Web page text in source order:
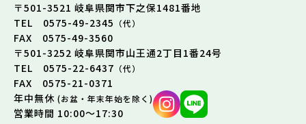
〒501-3521 岐阜県関市下之保1481番地
TEL 0575-49-2345 （代）
FAX 0575-49-3560
〒501-3252 岐阜県関市山王通2丁目1番24号
TEL 0575-22-6437 （代）
FAX 0575-21-0371
年中無休 (お盆・年末年始を除く)
営業時間 10:00～17:30